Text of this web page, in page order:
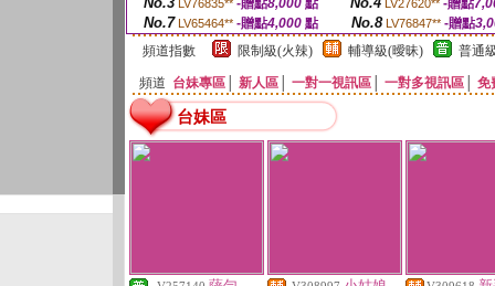
LV76835** -贈點8,000點 LV27620** -贈點
No.7 LV65464** -贈點4,000 點 No.8 LV76847** -贈點
頻道指數
限制級(火辣) 輔導級(曖昧) 普通
頻道 台妹專區 新人區 一對一視訊區 一對多視訊區 免
台妹區